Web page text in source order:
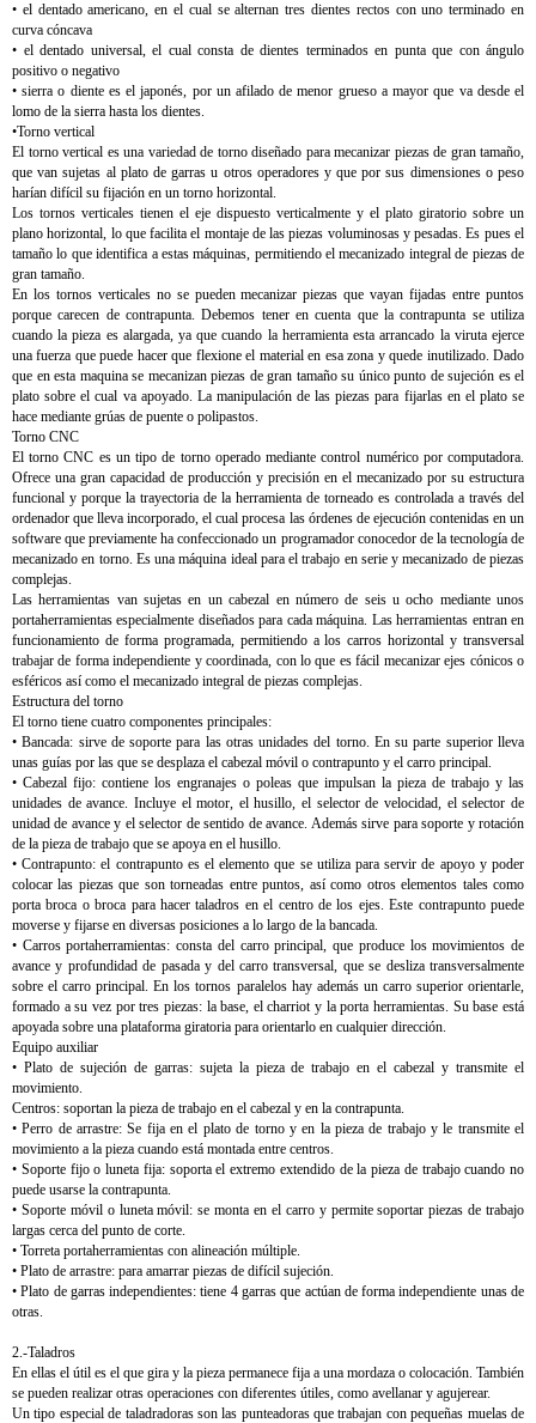
• el dentado americano, en el cual se alternan tres dientes rectos con uno terminado en
curva cóncava
• el dentado universal, el cual consta de dientes terminados en punta que con ángulo
positivo o negativo
• sierra o diente es el japonés, por un afilado de menor grueso a mayor que va desde el
lomo de la sierra hasta los dientes.
•Torno vertical
El torno vertical es una variedad de torno diseñado para mecanizar piezas de gran tamaño,
que van sujetas al plato de garras u otros operadores y que por sus dimensiones o peso
harían difícil su fijación en un torno horizontal.
Los tornos verticales tienen el eje dispuesto verticalmente y el plato giratorio sobre un
plano horizontal, lo que facilita el montaje de las piezas voluminosas y pesadas. Es pues el
tamaño lo que identifica a estas máquinas, permitiendo el mecanizado integral de piezas de
gran tamaño.
En los tornos verticales no se pueden mecanizar piezas que vayan fijadas entre puntos
porque carecen de contrapunta. Debemos tener en cuenta que la contrapunta se utiliza
cuando la pieza es alargada, ya que cuando la herramienta esta arrancado la viruta ejerce
una fuerza que puede hacer que flexione el material en esa zona y quede inutilizado. Dado
que en esta maquina se mecanizan piezas de gran tamaño su único punto de sujeción es el
plato sobre el cual va apoyado. La manipulación de las piezas para fijarlas en el plato se
hace mediante grúas de puente o polipastos.
Torno CNC
El torno CNC es un tipo de torno operado mediante control numérico por computadora.
Ofrece una gran capacidad de producción y precisión en el mecanizado por su estructura
funcional y porque la trayectoria de la herramienta de torneado es controlada a través del
ordenador que lleva incorporado, el cual procesa las órdenes de ejecución contenidas en un
software que previamente ha confeccionado un programador conocedor de la tecnología de
mecanizado en torno. Es una máquina ideal para el trabajo en serie y mecanizado de piezas
complejas.
Las herramientas van sujetas en un cabezal en número de seis u ocho mediante unos
portaherramientas especialmente diseñados para cada máquina. Las herramientas entran en
funcionamiento de forma programada, permitiendo a los carros horizontal y transversal
trabajar de forma independiente y coordinada, con lo que es fácil mecanizar ejes cónicos o
esféricos así como el mecanizado integral de piezas complejas.
Estructura del torno
El torno tiene cuatro componentes principales:
• Bancada: sirve de soporte para las otras unidades del torno. En su parte superior lleva
unas guías por las que se desplaza el cabezal móvil o contrapunto y el carro principal.
• Cabezal fijo: contiene los engranajes o poleas que impulsan la pieza de trabajo y las
unidades de avance. Incluye el motor, el husillo, el selector de velocidad, el selector de
unidad de avance y el selector de sentido de avance. Además sirve para soporte y rotación
de la pieza de trabajo que se apoya en el husillo.
• Contrapunto: el contrapunto es el elemento que se utiliza para servir de apoyo y poder
colocar las piezas que son torneadas entre puntos, así como otros elementos tales como
porta broca o broca para hacer taladros en el centro de los ejes. Este contrapunto puede
moverse y fijarse en diversas posiciones a lo largo de la bancada.
• Carros portaherramientas: consta del carro principal, que produce los movimientos de
avance y profundidad de pasada y del carro transversal, que se desliza transversalmente
sobre el carro principal. En los tornos paralelos hay además un carro superior orientarle,
formado a su vez por tres piezas: la base, el charriot y la porta herramientas. Su base está
apoyada sobre una plataforma giratoria para orientarlo en cualquier dirección.
Equipo auxiliar
• Plato de sujeción de garras: sujeta la pieza de trabajo en el cabezal y transmite el
movimiento.
Centros: soportan la pieza de trabajo en el cabezal y en la contrapunta.
• Perro de arrastre: Se fija en el plato de torno y en la pieza de trabajo y le transmite el
movimiento a la pieza cuando está montada entre centros.
• Soporte fijo o luneta fija: soporta el extremo extendido de la pieza de trabajo cuando no
puede usarse la contrapunta.
• Soporte móvil o luneta móvil: se monta en el carro y permite soportar piezas de trabajo
largas cerca del punto de corte.
• Torreta portaherramientas con alineación múltiple.
• Plato de arrastre: para amarrar piezas de difícil sujeción.
• Plato de garras independientes: tiene 4 garras que actúan de forma independiente unas de
otras.
2.-Taladros
En ellas el útil es el que gira y la pieza permanece fija a una mordaza o colocación. También
se pueden realizar otras operaciones con diferentes útiles, como avellanar y agujerear.
Un tipo especial de taladradoras son las punteadoras que trabajan con pequeñas muelas de